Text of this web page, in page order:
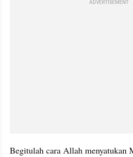
ADVERTISEMENT
Begitulah cara Allah menyatukan